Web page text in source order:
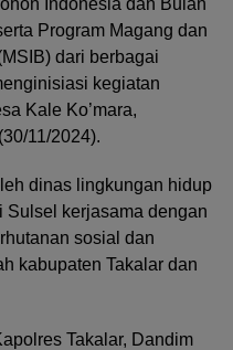
Indonesia dan Bulan
Program Magang dan
dari berbagai
kegiatan
Kale Ko’mara,
11/2024).
dinas lingkungan hidup
Sulsel kerjasama dengan
sosial dan
kabupaten Takalar dan
Takalar, Dandim